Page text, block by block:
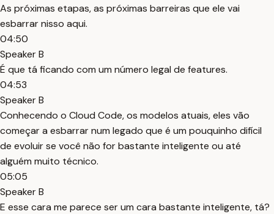
As próximas etapas, as próximas barreiras que ele vai
esbarrar nisso aqui.
04:50
Speaker B
É que tá ficando com um número legal de features.
04:53
Speaker B
Conhecendo o Cloud Code, os modelos atuais, eles vão
começar a esbarrar num legado que é um pouquinho difícil
de evoluir se você não for bastante inteligente ou até
alguém muito técnico.
05:05
Speaker B
E esse cara me parece ser um cara bastante inteligente, tá?